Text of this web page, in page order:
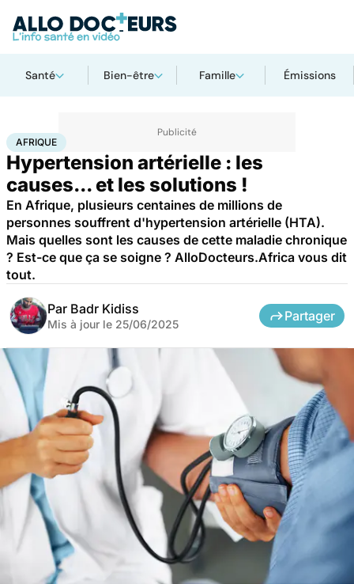
Santé Bien-être Famille Émissions
AccueilSanté Maladies cardiaques
AFRIQUE
Hypertension artérielle : les
causes... et les solutions !
En Afrique, plusieurs centaines de millions de
personnes souffrent d'hypertension artérielle (HTA).
Mais quelles sont les causes de cette maladie chronique
? Est-ce que ça se soigne ? AlloDocteurs.Africa vous dit
tout.
Par Badr Kidiss
Mis à jour le 25/06/2025
Partager